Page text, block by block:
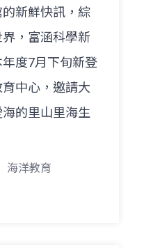
新鮮快訊，綜
，富涵科學新
度7月下旬新登
中心，邀請大
的里山里海生
海洋教育